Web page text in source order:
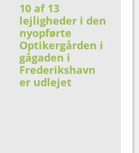
10 af 13
lejligheder i den
nyopførte
Optikergården i
gågaden i
Frederikshavn
er udlejet